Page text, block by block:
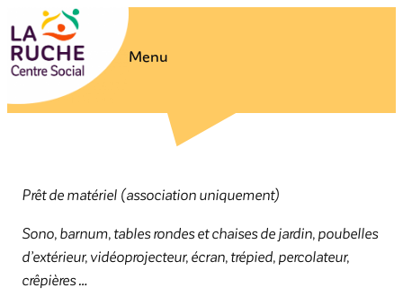
au
contenu
Menu
Prêt de matériel (association uniquement)
Sono, barnum, tables rondes et chaises de jardin, poubelles
d’extérieur, vidéoprojecteur, écran, trépied, percolateur,
crêpières …